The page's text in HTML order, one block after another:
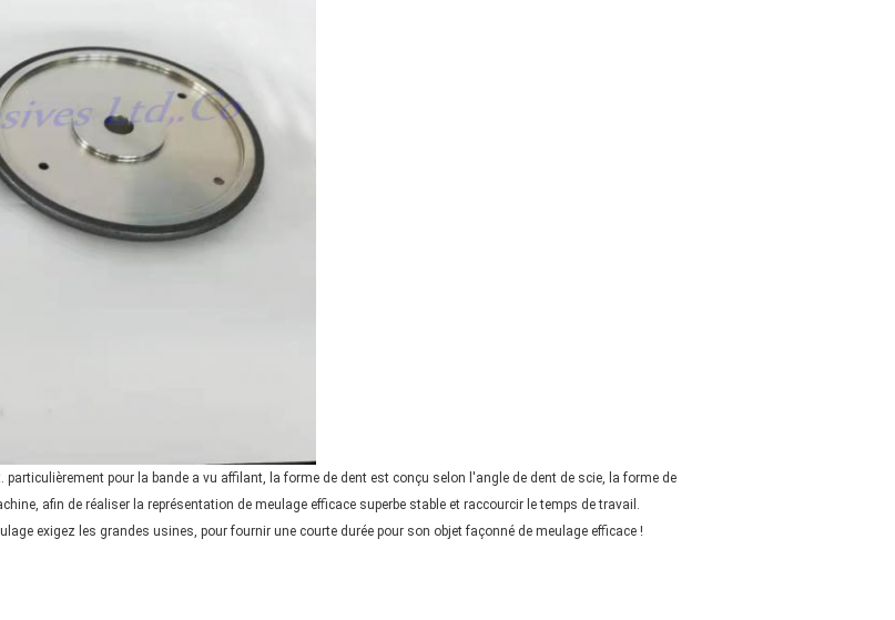
pour la bande a vu affilant, la forme de dent est conçu selon l'angle de dent de scie, la forme de
afin de réaliser la représentation de meulage efficace superbe stable et raccourcir le temps de travail.
exigez les grandes usines, pour fournir une courte durée pour son objet façonné de meulage efficace !